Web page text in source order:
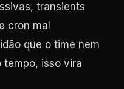
transients
cron mal
que o time nem
tempo, isso vira